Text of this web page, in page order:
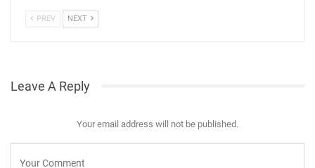
PREV NEXT
Leave A Reply
Your email address will not be published.